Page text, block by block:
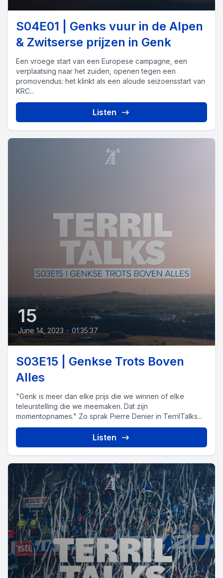
S04E01 | Genks vuur in de Alpen
& Zwitserse prijzen in Genk
Een vroege start van een Europese campagne, een
verplaatsing naar het zuiden, openen tegen een
promovendus: het klinkt als een aloude seizoensstart van
KRC...
Listen
15
June 14, 2023 • 01:35:37
S03E15 | Genkse Trots Boven
Alles
"Genk is meer dan elke prijs die we winnen of elke
teleurstelling die we meemaken. Dat zijn
momentopnames." Zo sprak Pierre Denier in TerrilTalks...
Listen